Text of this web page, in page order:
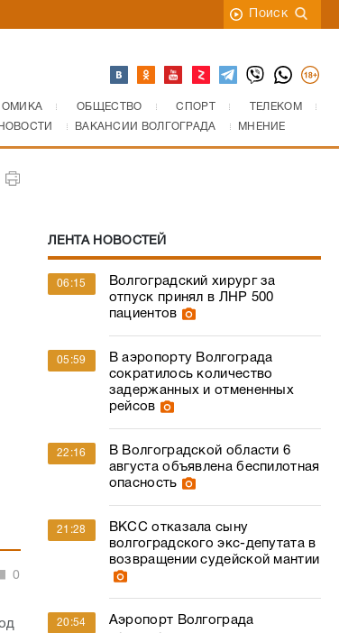
Поиск
ОБЩЕСТВО СПОРТ
ТЕЛЕКОМ
ВАКАНСИИ ВОЛГОГРАДА МНЕНИЕ
0
ЛЕНТА НОВОСТЕЙ
06:15
Волгоградский хирург за
отпуск принял в ЛНР 500
пациентов
05:59
В аэропорту Волгограда
сократилось количество
задержанных и отмененных
рейсов
22:16
В Волгоградской области 6
августа объявлена беспилотная
опасность
21:28
ВКСС отказала сыну
волгоградского экс-депутата в
возвращении судейской мантии
20:54
Аэропорт Волгограда